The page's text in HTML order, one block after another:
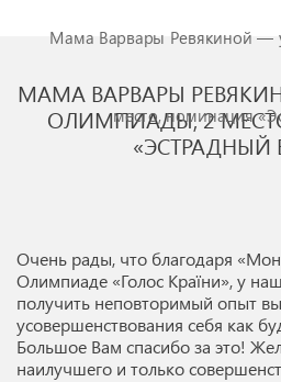
Мама Варвары Ревякиной —
место, номинация
МАМА ВАРВАРЫ
ОЛИМПИАДЫ, 2
«ЭСТРАДНЫЙ
Очень рады, что благодаря
Олимпиаде «Голос Країни», у
получить неповторимый опыт
усовершенствования себя как
Большое Вам спасибо за это!
наилучшего и только